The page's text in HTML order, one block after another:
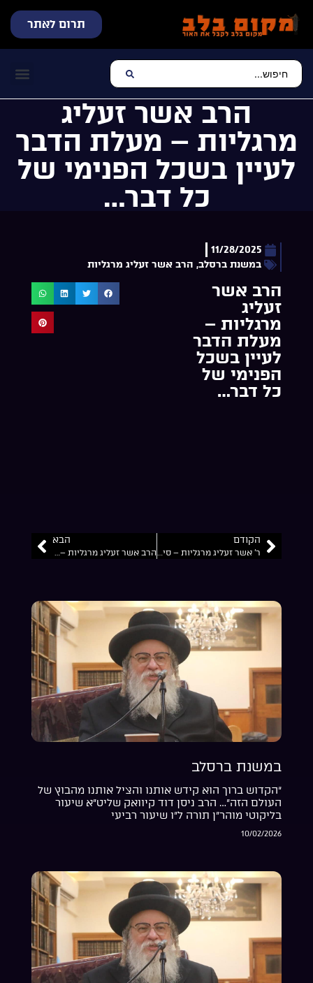
תרום לאתר
הרב אשר זעליג
מרגליות – מעלת הדבר
לעיין בשכל הפנימי של
כל דבר…
11/28/2025
במשנת ברסלב, הרב אשר זעליג מרגליות
הרב אשר
זעליג
מרגליות –
מעלת הדבר
לעיין בשכל
הפנימי של
כל דבר…
הקודם
ר’ אשר זעליג מרגליות – סיפור התקרבות בכנס ‘הקבצו’
הבא
הרב אשר זעליג מרגליות – פנימיות עבודת פרה אדומה…
במשנת ברסלב
“הקדוש ברוך הוא קידש אותנו והציל אותנו מהבוץ של
העולם הזה”… הרב ניסן דוד קיוואק שליט”א שיעור
בליקוטי מוהר”ן תורה ל”ו שיעור רביעי
10/02/2026